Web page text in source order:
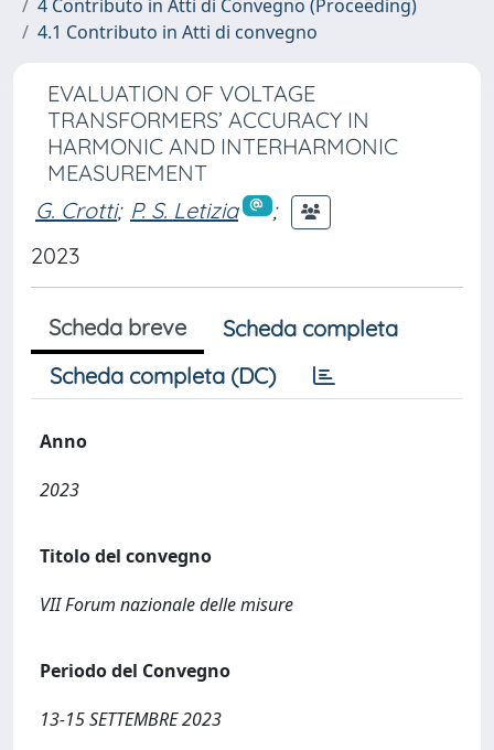
4 Contributo in Atti di Convegno (Proceeding)
4.1 Contributo in Atti di convegno
EVALUATION OF VOLTAGE
TRANSFORMERS’ ACCURACY IN
HARMONIC AND INTERHARMONIC
MEASUREMENT
G. Crotti; P. S. Letizia
;
2023
Scheda breve
Scheda completa
Scheda completa (DC)
Anno
2023
Titolo del convegno
VII Forum nazionale delle misure
Periodo del Convegno
13-15 SETTEMBRE 2023